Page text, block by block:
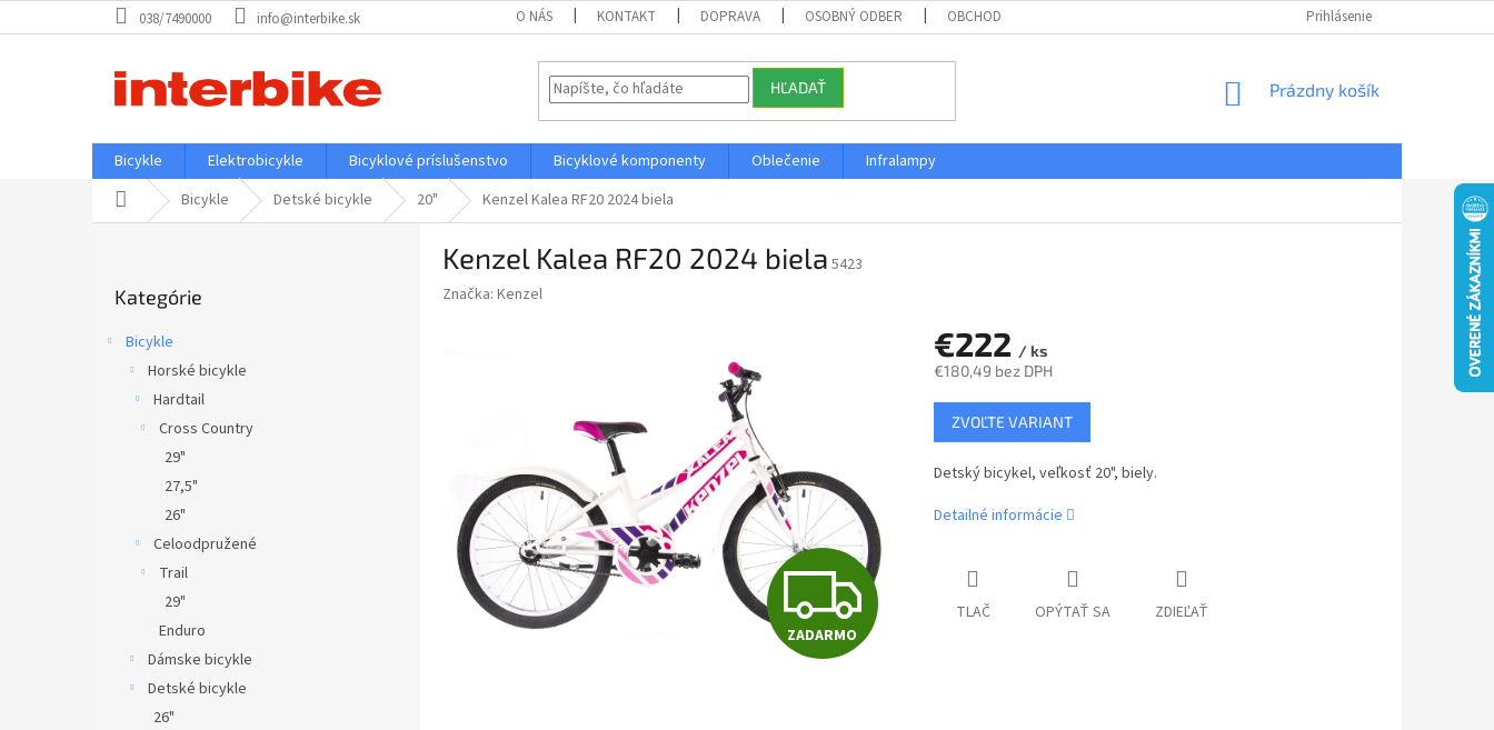
na
038/7490000 info@interbike.sk O NÁS KONTAKT DOPRAVA OSOBNÝ ODBER OBCHODNÉ PODMIENKY OCHRANA OSOBNÝCH ÚDAJOV REKLAMÁCIE
Prihlásenie
HĽADAŤ
NÁKUPNÝ
Prázdny košík
Bicykle Elektrobicykle Bicyklové príslušenstvo Bicyklové komponenty Oblečenie
Infralampy
DomovBicykle Detské bicykle 20" Kenzel Kalea RF20 2024 biela
kategórie
Kategórie
Bicykle
Horské bicykle
Hardtail
Cross Country
29"
27,5"
26"
Celoodpružené
Trail
29"
Enduro
Dámske bicykle
Detské bicykle
26"
Kenzel Kalea RF20 2024 biela 5423
Značka: Kenzel
Z
A
ZADARMO
€222 / ks
€180,49 bez DPH
Jednotková
cena:
ZVOĽTE VARIANT
Detský bicykel, veľkosť 20", biely.
Detailné informácie
TLAČ OPÝTAŤ SA ZDIEĽAŤ